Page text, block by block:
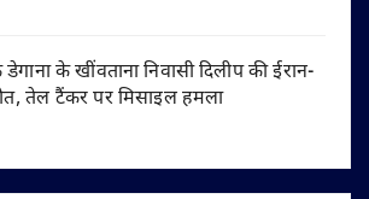
के खींवताना निवासी दिलीप की ईरान-
तेल टैंकर पर मिसाइल हमला